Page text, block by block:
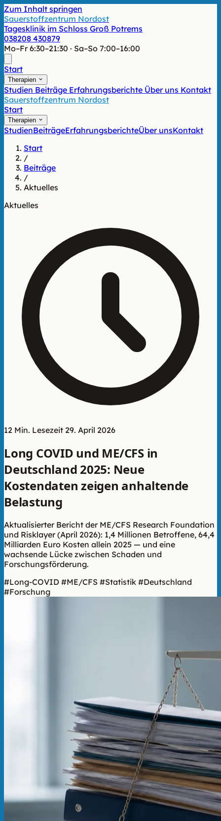
Zum Inhalt springen
Sauerstoffzentrum Nordost
Tagesklinik im Schloss Groß Potrems
038208 430879
Mo–Fr 6:30–21:30 · Sa–So 7:00–16:00
Start
Therapien
Studien Beiträge Erfahrungsberichte Über uns Kontakt
Sauerstoffzentrum Nordost
Start
Therapien
StudienBeiträgeErfahrungsberichteÜber unsKontakt
Start
/
Beiträge
/
Aktuelles
Aktuelles
12 Min. Lesezeit 29. April 2026
Long COVID und ME/CFS in
Deutschland 2025: Neue
Kostendaten zeigen anhaltende
Belastung
Aktualisierter Bericht der ME/CFS Research Foundation
und Risklayer (April 2026): 1,4 Millionen Betroffene, 64,4
Milliarden Euro Kosten allein 2025 — und eine
wachsende Lücke zwischen Schaden und
Forschungsförderung.
#Long-COVID #ME/CFS #Statistik #Deutschland
#Forschung